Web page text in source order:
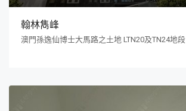
翰林雋峰
澳門孫逸仙博士大馬路之土地 LTN20及TN24地段